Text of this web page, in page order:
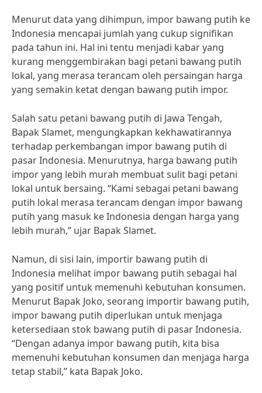
Menurut data yang dihimpun, impor bawang putih ke
Indonesia mencapai jumlah yang cukup signifikan
pada tahun ini. Hal ini tentu menjadi kabar yang
kurang menggembirakan bagi petani bawang putih
lokal, yang merasa terancam oleh persaingan harga
yang semakin ketat dengan bawang putih impor.
Salah satu petani bawang putih di Jawa Tengah,
Bapak Slamet, mengungkapkan kekhawatirannya
terhadap perkembangan impor bawang putih di
pasar Indonesia. Menurutnya, harga bawang putih
impor yang lebih murah membuat sulit bagi petani
lokal untuk bersaing. “Kami sebagai petani bawang
putih lokal merasa terancam dengan impor bawang
putih yang masuk ke Indonesia dengan harga yang
lebih murah,” ujar Bapak Slamet.
Namun, di sisi lain, importir bawang putih di
Indonesia melihat impor bawang putih sebagai hal
yang positif untuk memenuhi kebutuhan konsumen.
Menurut Bapak Joko, seorang importir bawang putih,
impor bawang putih diperlukan untuk menjaga
ketersediaan stok bawang putih di pasar Indonesia.
“Dengan adanya impor bawang putih, kita bisa
memenuhi kebutuhan konsumen dan menjaga harga
tetap stabil,” kata Bapak Joko.